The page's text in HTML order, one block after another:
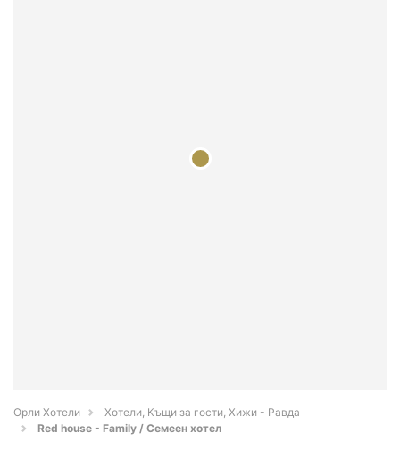
Орли Хотели
Хотели, Къщи за гости, Хижи - Равда
Red house - Family / Семеен хотел